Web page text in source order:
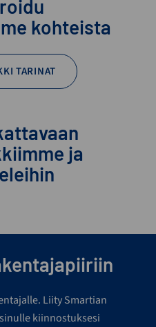
kohteista
TARINAT
ja
Liity Smartian
kiinnostuksesi